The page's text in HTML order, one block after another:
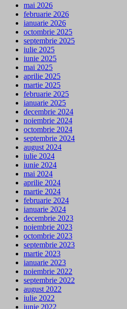
mai 2026
februarie 2026
ianuarie 2026
octombrie 2025
septembrie 2025
iulie 2025
iunie 2025
mai 2025
aprilie 2025
martie 2025
februarie 2025
ianuarie 2025
decembrie 2024
noiembrie 2024
octombrie 2024
septembrie 2024
august 2024
iulie 2024
iunie 2024
mai 2024
aprilie 2024
martie 2024
februarie 2024
ianuarie 2024
decembrie 2023
noiembrie 2023
octombrie 2023
septembrie 2023
martie 2023
ianuarie 2023
noiembrie 2022
septembrie 2022
august 2022
iulie 2022
iunie 2022